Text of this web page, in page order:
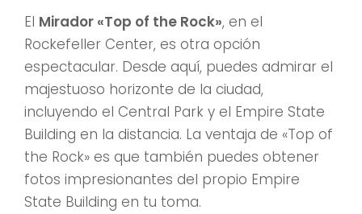
El Mirador «Top of the Rock», en el
Rockefeller Center, es otra opción
espectacular. Desde aquí, puedes admirar el
majestuoso horizonte de la ciudad,
incluyendo el Central Park y el Empire State
Building en la distancia. La ventaja de «Top of
the Rock» es que también puedes obtener
fotos impresionantes del propio Empire
State Building en tu toma.